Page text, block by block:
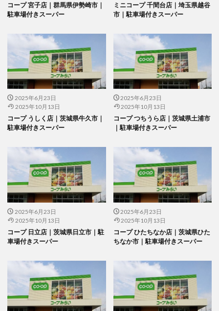
コープ 宮子店｜群馬県伊勢崎市｜
駐車場付きスーパー
ミニコープ 千間台店｜埼玉県越谷
市｜駐車場付きスーパー
2025年6月23日
2025年10月13日
コープ うしく店｜茨城県牛久市｜
駐車場付きスーパー
2025年6月23日
2025年10月13日
コープ つちうら店｜茨城県土浦市
｜駐車場付きスーパー
2025年6月23日
2025年10月13日
コープ 日立店｜茨城県日立市｜駐
車場付きスーパー
2025年6月23日
2025年10月13日
コープ ひたちなか店｜茨城県ひた
ちなか市｜駐車場付きスーパー